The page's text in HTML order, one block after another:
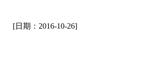
[日期：2016-10-26]